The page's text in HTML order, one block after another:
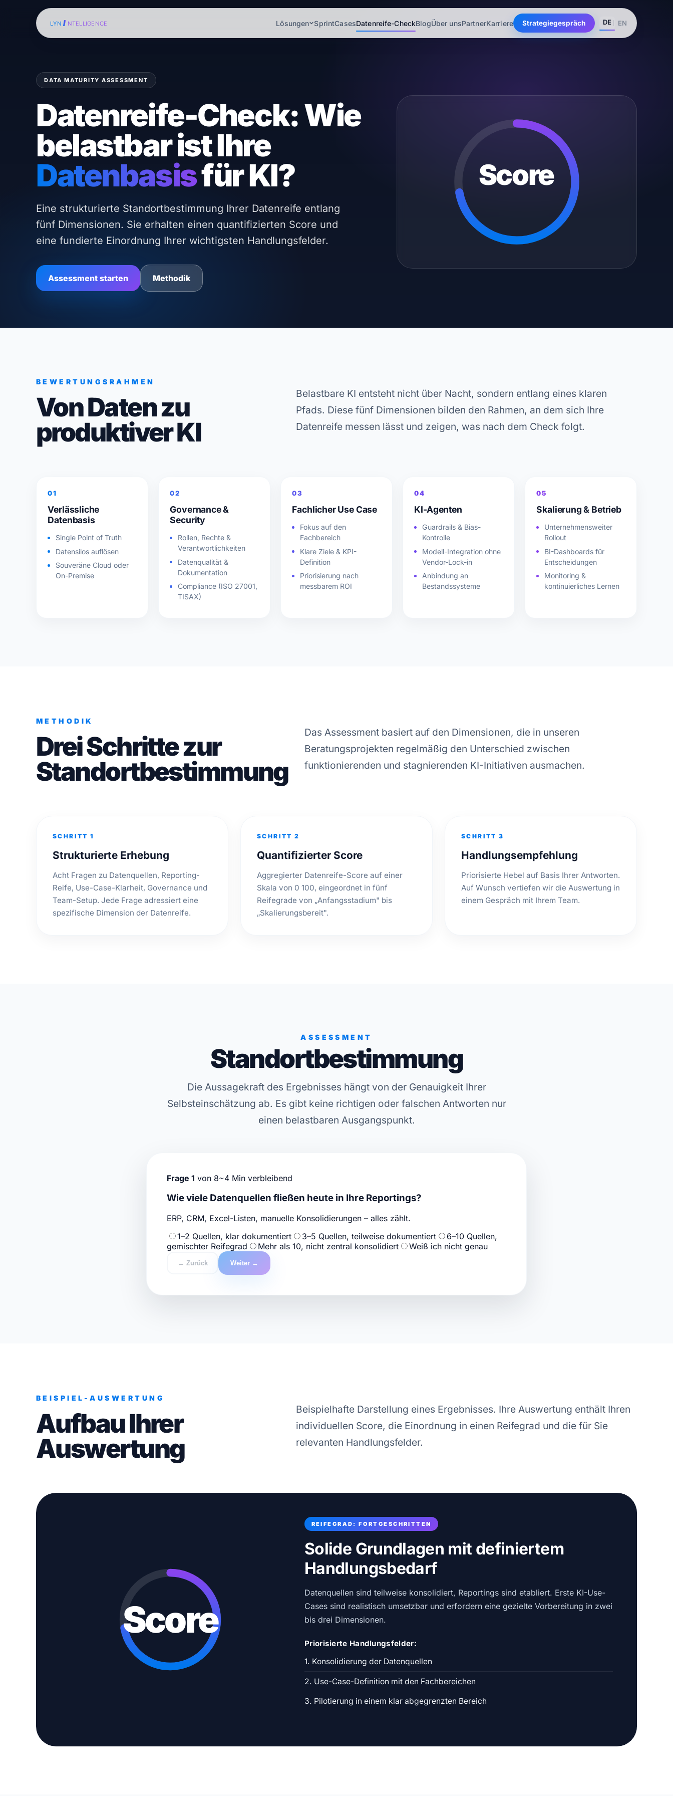
LYN I NTELLIGENCE Lösungen SprintCasesDatenreife-CheckBlogÜber unsPartnerKarriere Strategiegespräch DE EN
DATA MATURITY ASSESSMENT
Datenreife-Check: Wie
belastbar ist Ihre
Datenbasisfür KI?
Eine strukturierte Standortbestimmung Ihrer Datenreife entlang
fünf Dimensionen. Sie erhalten einen quantifizierten Score und
eine fundierte Einordnung Ihrer wichtigsten Handlungsfelder.
Assessment starten Methodik
Score
BEWERTUNGSRAHMEN
Von Daten zu
produktiver KI
Belastbare KI entsteht nicht über Nacht, sondern entlang eines klaren
Pfads. Diese fünf Dimensionen bilden den Rahmen, an dem sich Ihre
Datenreife messen lässt und zeigen, was nach dem Check folgt.
01
Verlässliche
Datenbasis
Single Point of Truth
Datensilos auflösen
Souveräne Cloud oder
On-Premise
02
Governance &
Security
Rollen, Rechte &
Verantwortlichkeiten
Datenqualität &
Dokumentation
Compliance (ISO 27001,
TISAX)
03
Fachlicher Use Case
Fokus auf den
Fachbereich
Klare Ziele & KPI-
Definition
Priorisierung nach
messbarem ROI
04
KI-Agenten
Guardrails & Bias-
Kontrolle
Modell-Integration ohne
Vendor-Lock-in
Anbindung an
Bestandssysteme
05
Skalierung & Betrieb
Unternehmensweiter
Rollout
BI-Dashboards für
Entscheidungen
Monitoring &
kontinuierliches Lernen
METHODIK
Drei Schritte zur
Standortbestimmung
Das Assessment basiert auf den Dimensionen, die in unseren
Beratungsprojekten regelmäßig den Unterschied zwischen
funktionierenden und stagnierenden KI-Initiativen ausmachen.
SCHRITT 1
Strukturierte Erhebung
Acht Fragen zu Datenquellen, Reporting-
Reife, Use-Case-Klarheit, Governance und
Team-Setup. Jede Frage adressiert eine
spezifische Dimension der Datenreife.
SCHRITT 2
Quantifizierter Score
Aggregierter Datenreife-Score auf einer
Skala von 0 100, eingeordnet in fünf
Reifegrade von „Anfangsstadium" bis
„Skalierungsbereit".
SCHRITT 3
Handlungsempfehlung
Priorisierte Hebel auf Basis Ihrer Antworten.
Auf Wunsch vertiefen wir die Auswertung in
einem Gespräch mit Ihrem Team.
ASSESSMENT
Standortbestimmung
Die Aussagekraft des Ergebnisses hängt von der Genauigkeit Ihrer
Selbsteinschätzung ab. Es gibt keine richtigen oder falschen Antworten nur
einen belastbaren Ausgangspunkt.
Frage 1 von 8~4 Min verbleibend
Wie viele Datenquellen fließen heute in Ihre Reportings?
ERP, CRM, Excel-Listen, manuelle Konsolidierungen – alles zählt.
1–2 Quellen, klar dokumentiert
3–5 Quellen, teilweise dokumentiert
6–10 Quellen,
gemischter Reifegrad
Mehr als 10, nicht zentral konsolidiert Weiß ich nicht genau
← Zurück Weiter →
BEISPIEL-AUSWERTUNG
Aufbau Ihrer
Auswertung
Beispielhafte Darstellung eines Ergebnisses. Ihre Auswertung enthält Ihren
individuellen Score, die Einordnung in einen Reifegrad und die für Sie
relevanten Handlungsfelder.
Score
REIFEGRAD: FORTGESCHRITTEN
Solide Grundlagen mit definiertem
Handlungsbedarf
Datenquellen sind teilweise konsolidiert, Reportings sind etabliert. Erste KI-Use-
Cases sind realistisch umsetzbar und erfordern eine gezielte Vorbereitung in zwei
bis drei Dimensionen.
Priorisierte Handlungsfelder:
1. Konsolidierung der Datenquellen
2. Use-Case-Definition mit den Fachbereichen
3. Pilotierung in einem klar abgegrenzten Bereich